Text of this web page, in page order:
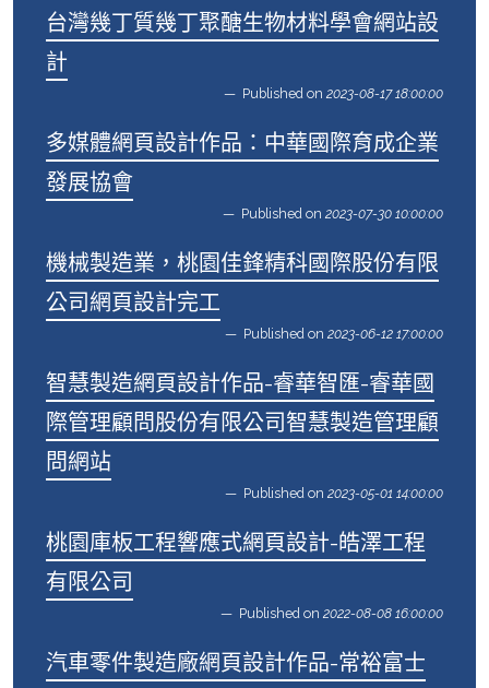
台灣幾丁質幾丁聚醣生物材料學會網站設
計
Published on 2023-08-17 18:00:00
多媒體網頁設計作品：中華國際育成企業
發展協會
Published on 2023-07-30 10:00:00
機械製造業，桃園佳鋒精科國際股份有限
公司網頁設計完工
Published on 2023-06-12 17:00:00
智慧製造網頁設計作品-睿華智匯-睿華國
際管理顧問股份有限公司智慧製造管理顧
問網站
Published on 2023-05-01 14:00:00
桃園庫板工程響應式網頁設計-皓澤工程
有限公司
Published on 2022-08-08 16:00:00
汽車零件製造廠網頁設計作品-常裕富士